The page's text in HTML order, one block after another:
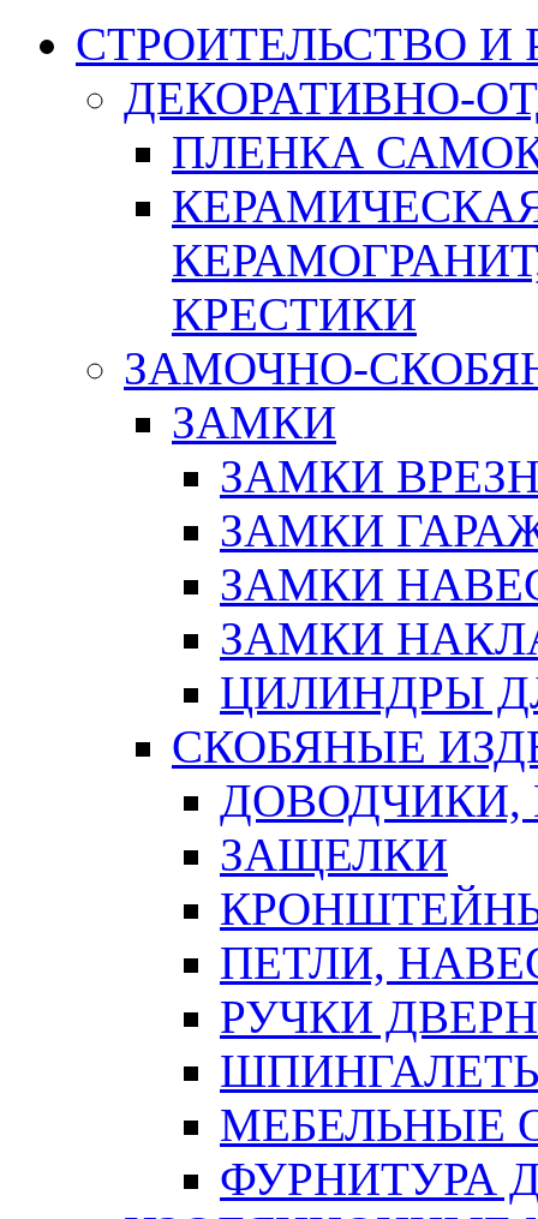
СТРОИТЕЛЬСТВО И
ДЕКОРАТИВНО-
ПЛЕНКА
КРЕСТИКИ
ЗАМОЧНО-
ЗАМКИ
ЗАМКИ
ЗАМКИ
ЗАМКИ
ЗАМКИ
ЦИЛИНДРЫ
СКОБЯНЫЕ
ЗАЩЕЛКИ
ПЕТЛИ,
РУЧКИ
МЕБЕЛЬНЫЕ
ФУРНИТУРА